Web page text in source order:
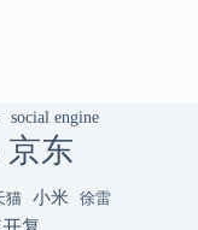
social engine
京东
猫 小米 徐雷